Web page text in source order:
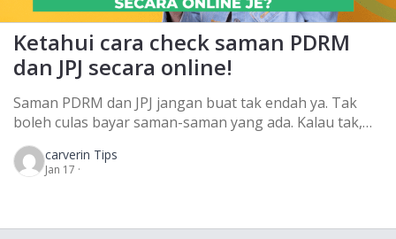
Ketahui cara check saman PDRM
dan JPJ secara online!
Saman PDRM dan JPJ jangan buat tak endah ya. Tak
boleh culas bayar saman-saman yang ada. Kalau tak,
tunggu lah surat dari mahkamah! Nak renew roadtax
dan lesen pun tak lepas bila ada saman ni terutamanya
saman PDRM dan JPJ yang memang wajib kita bayar.
carverin Tips
Jan 17 ·